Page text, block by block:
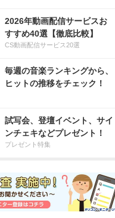
2026年動画配信サービスお
すすめ40選【徹底比較】
CS動画配信サービス20選
毎週の音楽ランキングから、
ヒットの推移をチェック！
試写会、登壇イベント、サイ
ンチェキなどプレゼント！
プレゼント特集